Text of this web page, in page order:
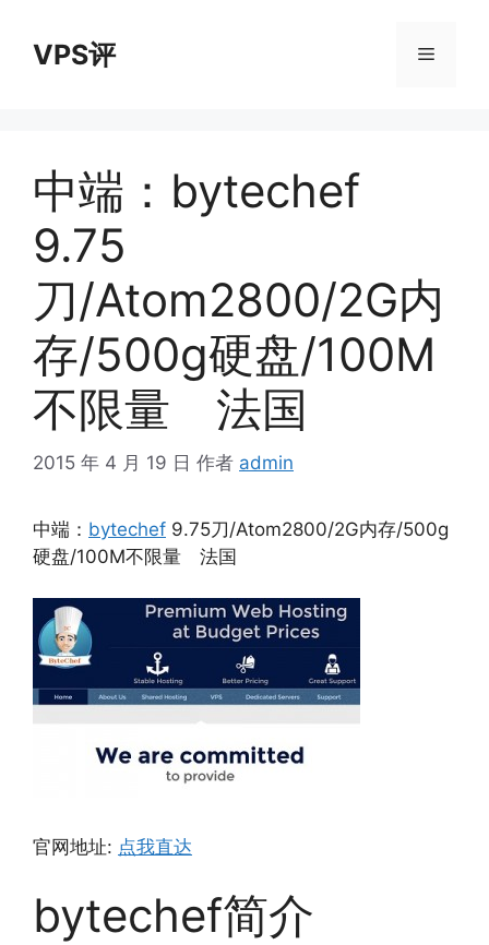
VPS评 菜
中端：bytechef
9.75
刀/Atom2800/2G内
存/500g硬盘/100M
不限量 法国
2015 年 4 月 19 日 作者 admin
中端： bytechef 9.75刀/Atom2800/2G内存/500g
硬盘/100M不限量 法国
官网地址: 点我直达
bytechef简介